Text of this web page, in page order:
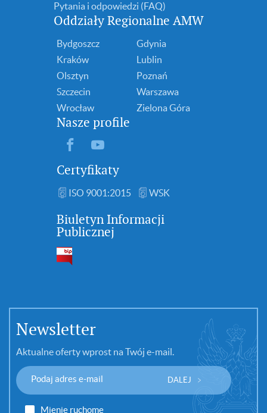
Pytania i odpowiedzi (FAQ)
Oddziały Regionalne AMW
Bydgoszcz
Kraków
Olsztyn
Szczecin
Wrocław
Gdynia
Lublin
Poznań
Warszawa
Zielona Góra
Biuletyn Informacji
Publicznej
Nasze profile
Certyfikaty
ISO 9001:2015 WSK
Newsletter
Aktualne oferty wprost na Twój e-mail.
DALEJ
Mienie ruchome